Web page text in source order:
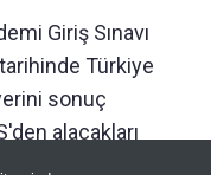
Giriş Sınavı
Türkiye
sonuç
alacakları